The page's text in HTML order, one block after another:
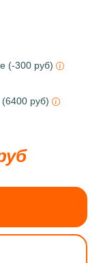
(-300 руб)
руб)